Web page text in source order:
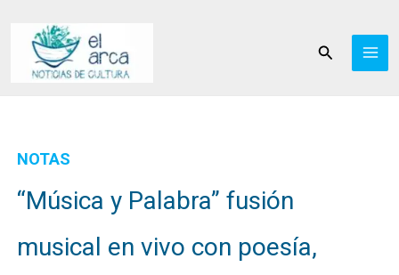
contenido
Buscar
NOTAS
“Música y Palabra” fusión
musical en vivo con poesía,